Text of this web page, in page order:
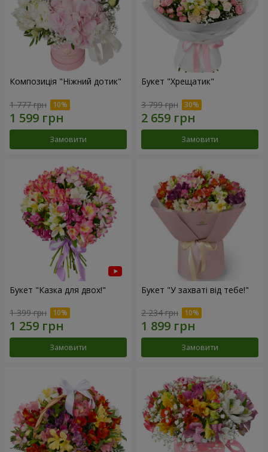
Композиція "Ніжний дотик"
1 777 грн
Замовити
Букет "Хрещатик"
3 799 грн
Замовити
Букет "Казка для двох!"
1 399 грн
Замовити
Букет "У захваті від тебе!"
2 234 грн
Замовити